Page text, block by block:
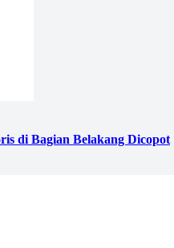
di Bagian Belakang Dicopot